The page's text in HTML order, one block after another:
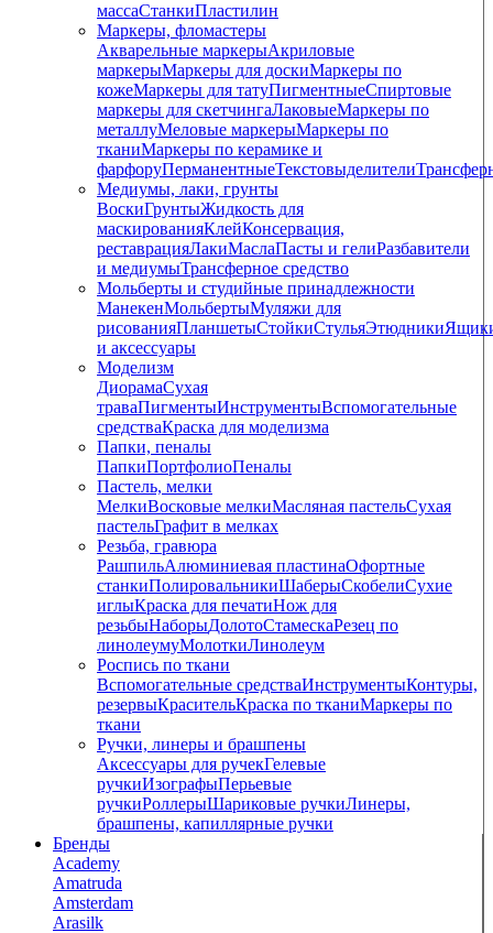
массаСтанкиПластилин
Маркеры, фломастеры
Акварельные маркерыАкриловые
маркерыМаркеры для доскиМаркеры по
кожеМаркеры для татуПигментныеCпиртовые
маркеры для скетчингаЛаковыеМаркеры по
металлуМеловые маркерыМаркеры по
тканиМаркеры по керамике и
фарфоруПерманентныеТекстовыделители
Медиумы, лаки, грунты
ВоскиГрунтыЖидкость для
маскированияКлейКонсервация,
реставрацияЛакиМаслаПасты и гелиРазбавители
и медиумыТрансферное средство
Мольберты и студийные принадлежности
МанекенМольбертыМуляжи для
рисованияПланшетыСтойкиСтульяЭтюдники
и аксессуары
Моделизм
ДиорамаСухая
траваПигментыИнструментыВспомогательные
средстваКраска для моделизма
Папки, пеналы
ПапкиПортфолиоПеналы
Пастель, мелки
МелкиВосковые мелкиМасляная пастельСухая
пастельГрафит в мелках
Резьба, гравюра
РашпильАлюминиевая пластинаОфортные
станкиПолировальникиШаберыСкобелиСухие
иглыКраска для печатиНож для
резьбыНаборыДолотоСтамескаРезец по
линолеумуМолоткиЛинолеум
Роспись по ткани
Вспомогательные средстваИнструментыКонтуры,
резервыКрасительКраска по тканиМаркеры по
ткани
Ручки, линеры и брашпены
Аксессуары для ручекГелевые
ручкиИзографыПерьевые
ручкиРоллерыШариковые ручкиЛинеры,
брашпены, капиллярные ручки
Бренды
Academy
Amatruda
Amsterdam
Arasilk